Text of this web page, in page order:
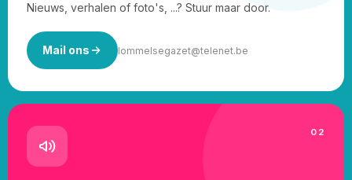
Nieuws, verhalen of foto's, ...? Stuur maar door.
Mail ons lommelsegazet@telenet.be
02